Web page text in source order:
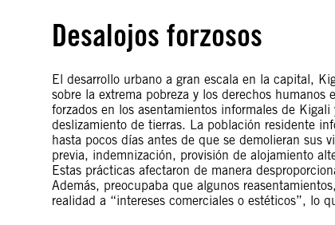
Desalojos forzosos
El desarrollo urbano a gran escala en la capital,
sobre la extrema pobreza y los derechos
forzados en los asentamientos informales de
deslizamiento de tierras. La población residente
hasta pocos días antes de que se demolieran sus
previa, indemnización, provisión de alojamiento
Estas prácticas afectaron de manera
Además, preocupaba que algunos
realidad a “intereses comerciales o estéticos”, lo